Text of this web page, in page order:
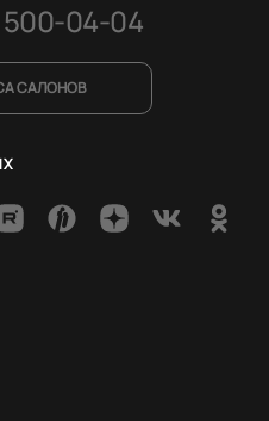
04-04
САЛОНОВ